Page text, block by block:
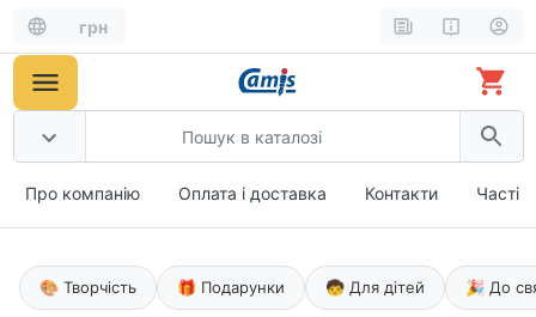
грн
Про компанію Оплата і доставка Контакти Часті
🎨 Творчість 🎁 Подарунки 🧒 Для дітей 🎉 До